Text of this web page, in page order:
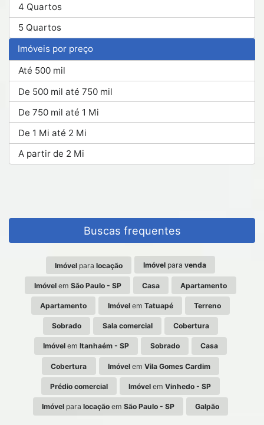
4 Quartos
5 Quartos
Imóveis por preço
Até 500 mil
De 500 mil até 750 mil
De 750 mil até 1 Mi
De 1 Mi até 2 Mi
A partir de 2 Mi
Buscas frequentes
Imóvelpara locação Imóvel paravenda
Imóvelem São Paulo - SP Casa Apartamento
Apartamento Imóvelem Tatuapé Terreno
Sobrado Sala comercial Cobertura
Imóvel emItanhaém - SP Sobrado Casa
Cobertura Imóvelem Vila Gomes Cardim
Prédio comercial Imóvel emVinhedo - SP
Imóvelpara locaçãoem São Paulo - SP Galpão